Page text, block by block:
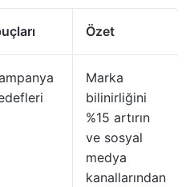
Özet
Marka
bilinirliğini
%15 artırın
ve sosyal
medya
kanallarından